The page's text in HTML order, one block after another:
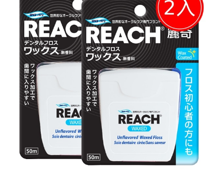
始
價
NT$198。
前
價
格：
NT$139。